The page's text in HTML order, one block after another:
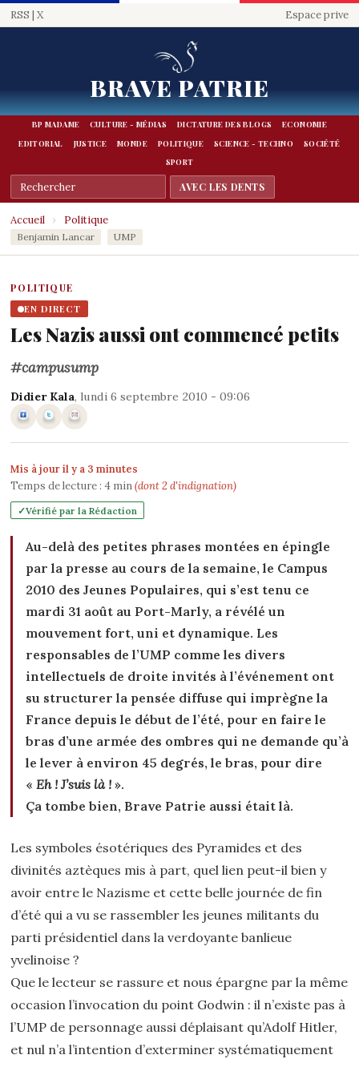
RSS | X Espace prive
BRAVE PATRIE
BP MADAME CULTURE - MÉDIAS DICTATURE DES BLOGS
ECONOMIE
EDITORIAL
JUSTICE MONDE POLITIQUE SCIENCE - TECHNO
SOCIÉTÉ
SPORT
Accueil › Politique
Benjamin Lancar UMP
POLITIQUE
EN DIRECT
Les Nazis aussi ont commencé petits
#campusump
Didier Kala, lundi 6 septembre 2010 - 09:06
Mis à jour il y a 3 minutes
Temps de lecture : 4min(dont 2 d'indignation)
Vérifié par la Rédaction
Au-delà des petites phrases montées en épingle
par la presse au cours de la semaine, le Campus
2010 des Jeunes Populaires, qui s’est tenu ce
mardi 31 août au Port-Marly, a révélé un
mouvement fort, uni et dynamique. Les
responsables de l’UMP comme les divers
intellectuels de droite invités à l’événement ont
su structurer la pensée diffuse qui imprègne la
France depuis le début de l’été, pour en faire le
bras d’une armée des ombres qui ne demande qu’à
le lever à environ 45 degrés, le bras, pour dire
« Eh ! J’suis là !».
Ça tombe bien, Brave Patrie aussi était là.
Les symboles ésotériques des Pyramides et des
divinités aztèques mis à part, quel lien peut-il bien y
avoir entre le Nazisme et cette belle journée de fin
d’été qui a vu se rassembler les jeunes militants du
parti présidentiel dans la verdoyante banlieue
yvelinoise ?
Que le lecteur se rassure et nous épargne par la même
occasion l’invocation du point Godwin : il n’existe pas à
l’UMP de personnage aussi déplaisant qu’Adolf Hitler,
et nul n’a l’intention d’exterminer systématiquement